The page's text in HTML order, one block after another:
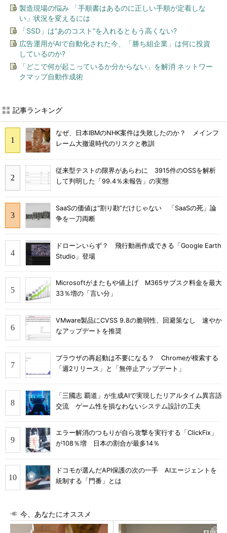
製造現場の悩み 「手順書はあるのに正しい手順が定着しな
い」状況を変えるには
「SSD」は“あのコスト”を入れるともう高くない?
広告運用がAIで自動化された今、「勝ち組企業」は何に投資
しているのか?
「どこで何が起こっているか分からない」を解消 ネットワー
クマップ自動作成術
記事ランキング
なぜ、日本IBMのNHK案件は失敗したのか？ メインフ
レーム大撤退時代のリスクと教訓
従来型テストの限界があらわに 3915件のOSSを解析
して判明した「99.4％未報告」の実態
SaaSの価値は“割り勘”だけじゃない 「SaaSの死」論
争を一刀両断
ドローンいらず？ 飛行動画作成できる「Google Earth
Studio」登場
Microsoftがまたもや値上げ M365サブスク料金を最大
33％増の「言い分」
VMware製品にCVSS 9.8の脆弱性、回避策なし 速やか
なアップデートを推奨
ブラウザの再起動は不要になる？ Chromeが模索する
「週2リリース」と「無停止アップデート」
「三國志 覇道」が生成AIで実現したリアルタイム異言語
交流 ゲーム性を損なわないシステム設計の工夫
エラー解消のつもりが自ら攻撃を実行する「ClickFix」
が108％増 日本の割合が最多14％
ドコモが選んだAPI保護の次の一手 AIエージェントを
統制する「門番」とは
今、あなたにオススメ